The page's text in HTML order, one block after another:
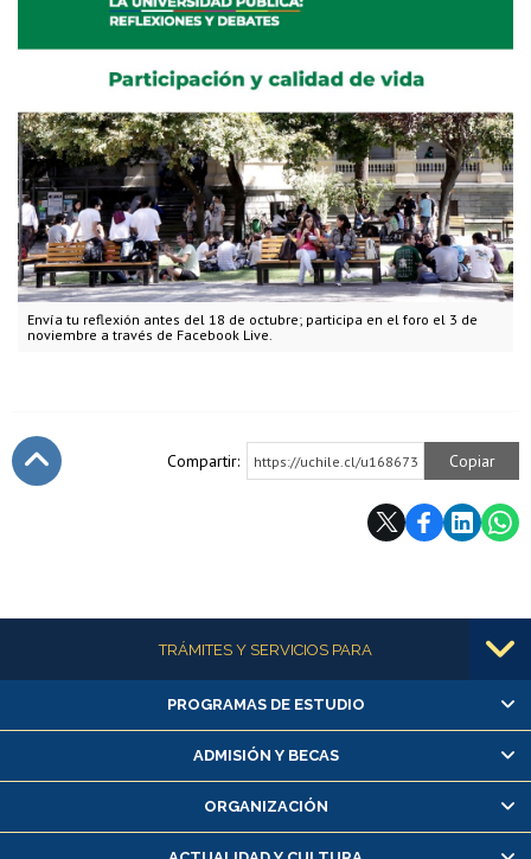
Envía tu reflexión antes del 18 de octubre; participa en el foro el 3 de
noviembre a través de Facebook Live.
Compartir: https://uchile.cl/u168673 Copiar
Más informaciónTRÁMITES Y SERVICIOS PARA
Alumnas/os y exalumnas/os
Matrícula en línea
Inscripción y cambio de asignaturas
Consulta y certificado de notas
PROGRAMAS DE ESTUDIO
ADMISIÓN Y BECAS
ORGANIZACIÓN